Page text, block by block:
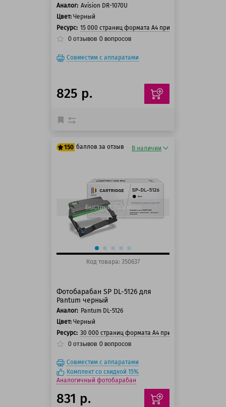
Аналог: Avision DR-1070U
Цвет: Черный
Ресурс: 15 000 страниц формата А4 при 5% заполнении
0 отзывов 0 вопросов
Совместим с аппаратами
825 р.
150 баллов за отзыв
150 баллов
В наличии
Быстрый просмотр
Код товара: 350637
Фотобарабан SP DL-5126 для
Pantum черный
Аналог: Pantum DL-5126
Цвет: Черный
Ресурс: 30 000 страниц формата А4 при 5% заполнении
0 отзывов 0 вопросов
Совместим с аппаратами
Комплект со скидкой 15%
Аналогичный фотобарабан
831 р.